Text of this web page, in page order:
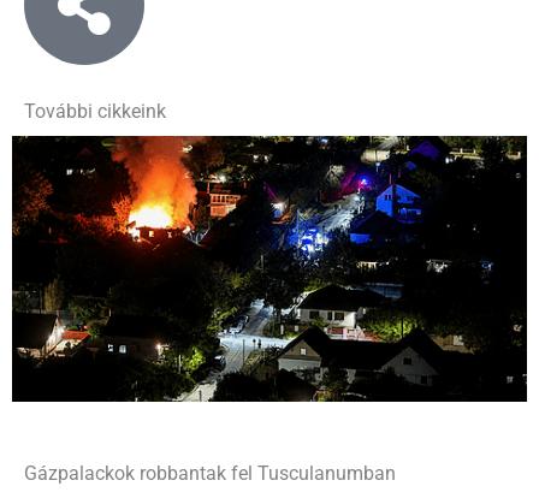
További cikkeink
Gázpalackok robbantak fel Tusculanumban